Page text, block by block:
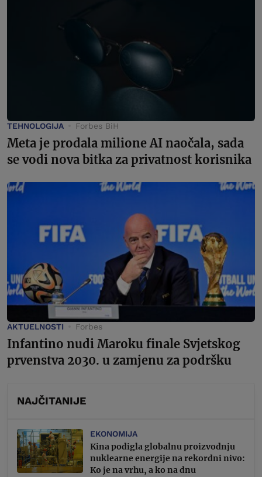
TEHNOLOGIJA Forbes BiH
Meta je prodala milione AI naočala, sada
se vodi nova bitka za privatnost korisnika
AKTUELNOSTI Forbes
Infantino nudi Maroku finale Svjetskog
prvenstva 2030. u zamjenu za podršku
NAJČITANIJE
EKONOMIJA
Kina podigla globalnu proizvodnju
nuklearne energije na rekordni nivo:
Ko je na vrhu, a ko na dnu